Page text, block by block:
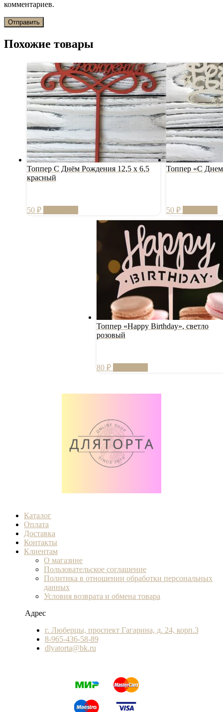
комментариев.
Похожие товары
Топпер С Днём Рождения 12,5 х 6,5
красный
50 ₽
Топпер «С
50 ₽
Топпер «Happy Birthday», светло
розовый
80 ₽
Каталог
Оплата
Доставка
Контакты
Клиентам
О магазине
Пользовательское соглашение
Политика в отношении обработки персональных
данных
Условия возврата и обмена товара
Адрес
г. Люберцы, проспект Гагарина, д. 24, корп.3
8-965-436-58-89
dlyatorta@bk.ru